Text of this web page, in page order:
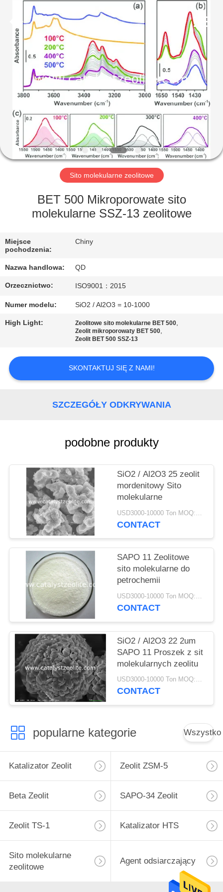
DOM
PRODUKTY
NAS
WYCIECZKA
FABRYCE
JAKOŚCI
SKONTAKTUJ
SIĘ
Z
NAMI
AKTUALNOŚCI
SPRAWY
POLICY
CATALYSTS
Reserved.
Sito molekularne zeolitowe
BET 500 Mikroporowate sito
molekularne SSZ-13 zeolitowe
Miejsce
pochodzenia:
Chiny
Nazwa handlowa: QD
Orzecznictwo: ISO9001：2015
Numer modelu: SiO2 / Al2O3 = 10-1000
High Light: Zeolitowe sito molekularne BET 500,
Zeolit ​​mikroporowaty BET 500,
Zeolit ​​BET 500 SSZ-13
SKONTAKTUJ SIĘ Z NAMI!
SZCZEGÓŁY ODKRYWANIA
podobne produkty
SiO2 / Al2O3 25 zeolit ​​
mordenitowy Sito
molekularne
USD3000-10000 Ton MOQ:1 KG
CONTACT
SAPO 11 Zeolitowe
sito molekularne do
petrochemii
USD3000-10000 Ton MOQ:1 KG
CONTACT
SiO2 / Al2O3 22 2um
SAPO 11 Proszek z sit
molekularnych zeolitu
USD3000-10000 Ton MOQ:1 KG
CONTACT
popularne kategorie Wszystko
Katalizator Zeolit Zeolit ​​ZSM-5
Beta Zeolit SAPO-34 Zeolit
Zeolit ​​TS-1 Katalizator HTS
Sito molekularne
zeolitowe
Agent odsiarczający